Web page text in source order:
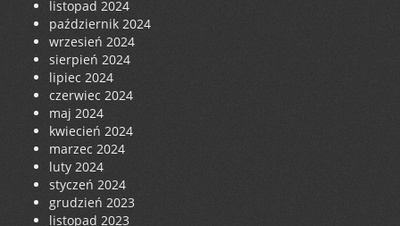
listopad 2024
październik 2024
wrzesień 2024
sierpień 2024
lipiec 2024
czerwiec 2024
maj 2024
kwiecień 2024
marzec 2024
luty 2024
styczeń 2024
grudzień 2023
listopad 2023